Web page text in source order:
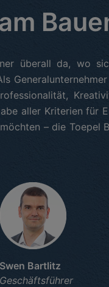
überall da, wo
aller Kriterien für
– die Toepel
Swen Bartlitz
Geschäftsführer